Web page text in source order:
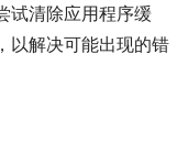
试清除应用程序缓
以解决可能出现的错